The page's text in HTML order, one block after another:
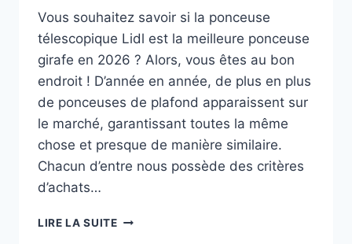
Vous souhaitez savoir si la ponceuse
télescopique Lidl est la meilleure ponceuse
girafe en 2026 ? Alors, vous êtes au bon
endroit ! D’année en année, de plus en plus
de ponceuses de plafond apparaissent sur
le marché, garantissant toutes la même
chose et presque de manière similaire.
Chacun d’entre nous possède des critères
d’achats…
LIRE LA SUITEPONCEUSE